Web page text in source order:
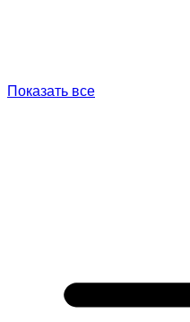
Показать все